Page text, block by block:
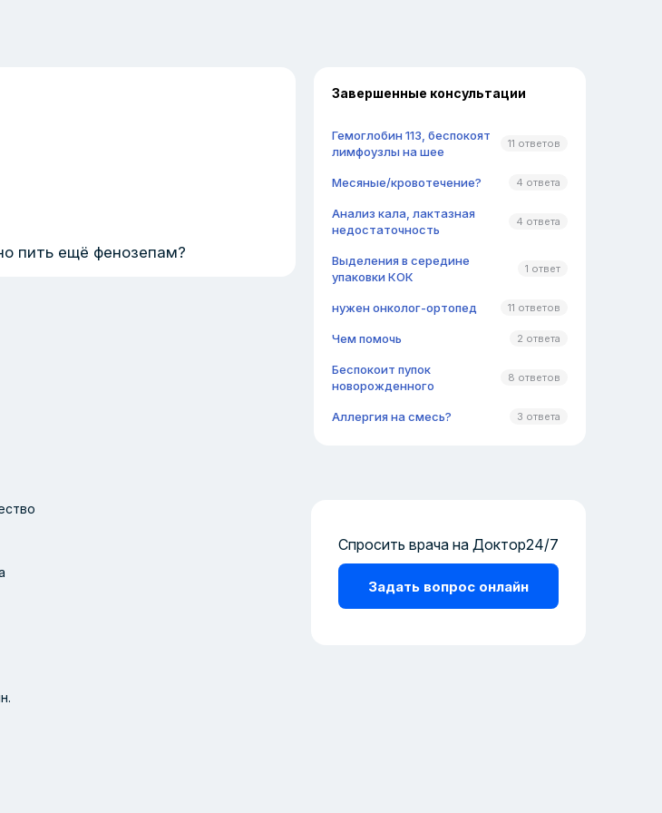
пить ещё фенозепам?
Завершенные консультации
Гемоглобин 113, беспокоят
лимфоузлы на шее
11 ответов
Месяные/кровотечение? 4 ответа
Анализ кала, лактазная
недостаточность
4 ответа
Выделения в середине
упаковки КОК
1 ответ
нужен онколог-ортопед 11 ответов
Чем помочь 2 ответа
Беспокоит пупок
новорожденного
8 ответов
Аллергия на смесь? 3 ответа
Спросить врача на Доктор24/7
Задать вопрос онлайн